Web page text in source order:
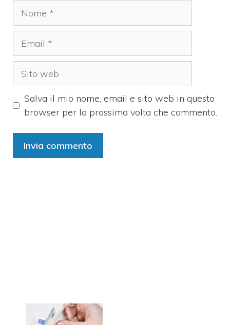
Salva il mio nome, email e sito web in questo
browser per la prossima volta che commento.